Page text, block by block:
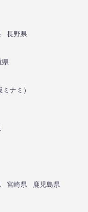
長野県
県
ミナミ ）
宮崎県
鹿児島県